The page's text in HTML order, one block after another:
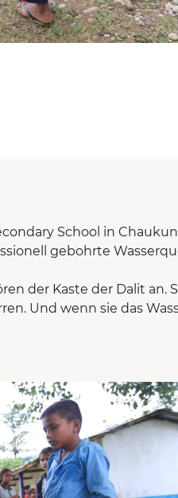
School in
gebohrte
der Kaste der Dalit
Und wenn sie das